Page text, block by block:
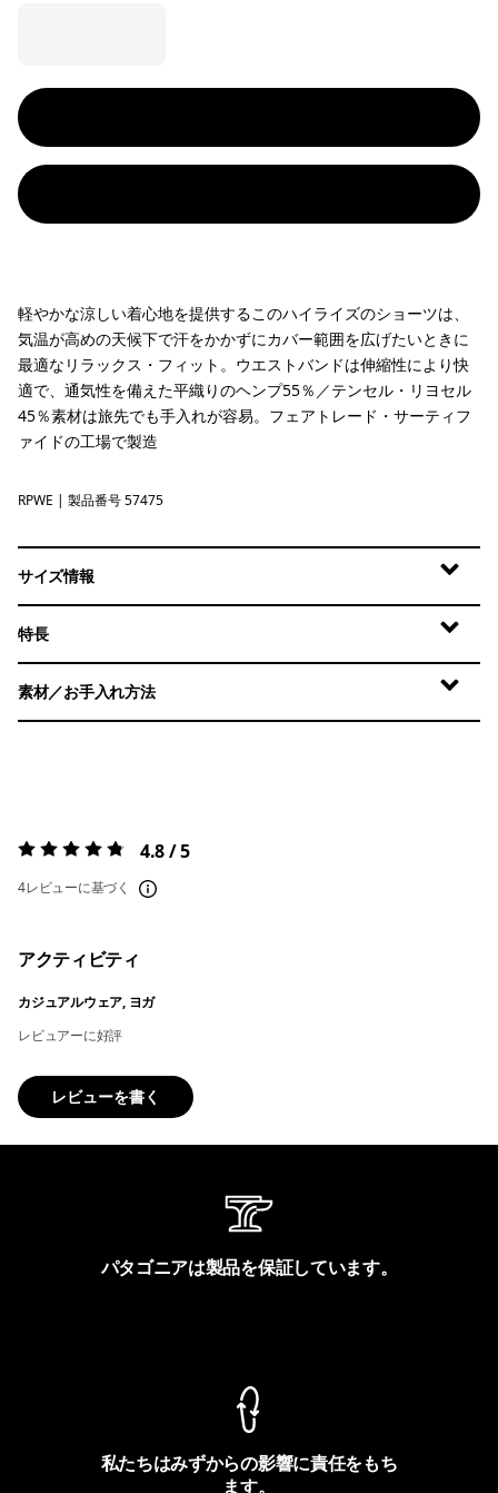
軽やかな涼しい着心地を提供するこのハイライズのショーツは、
気温が高めの天候下で汗をかかずにカバー範囲を広げたいときに
最適なリラックス・フィット。ウエストバンドは伸縮性により快
適で、通気性を備えた平織りのヘンプ55％／テンセル・リヨセル
45％素材は旅先でも手入れが容易。フェアトレード・サーティフ
ァイドの工場で製造
Rapids: Weathered Stone
RPWE | 製品番号 57475
サイズ情報
特長
素材／お手入れ方法
評価:4.8 / 5 4.8 / 5
4レビューに基づく
アクティビティ
カジュアルウェア, ヨガ
レビュアーに好評
レビューを書く
パタゴニアは製品を保証しています。
私たちはみずからの影響に責任をもち
ます。